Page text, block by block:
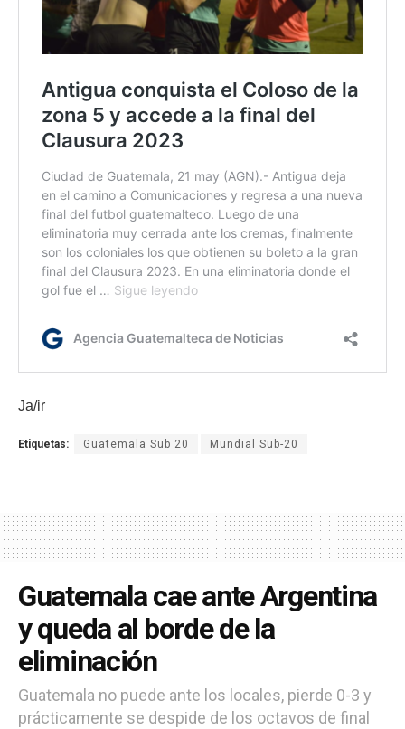
Ja/ir
Etiquetas: Guatemala Sub 20 Mundial Sub-20
Guatemala cae ante Argentina
y queda al borde de la
eliminación
Guatemala no puede ante los locales, pierde 0-3 y
prácticamente se despide de los octavos de final